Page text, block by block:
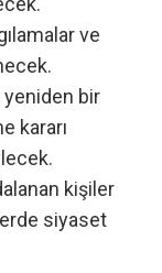
ve
bir
kararı
kişiler
siyaset